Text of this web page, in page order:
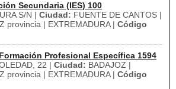
Secundaria (IES) 100
S/N | Ciudad: FUENTE DE CANTOS |
provincia | EXTREMADURA | Código
Profesional Específica 1594
22 | Ciudad: BADAJOZ |
provincia | EXTREMADURA | Código